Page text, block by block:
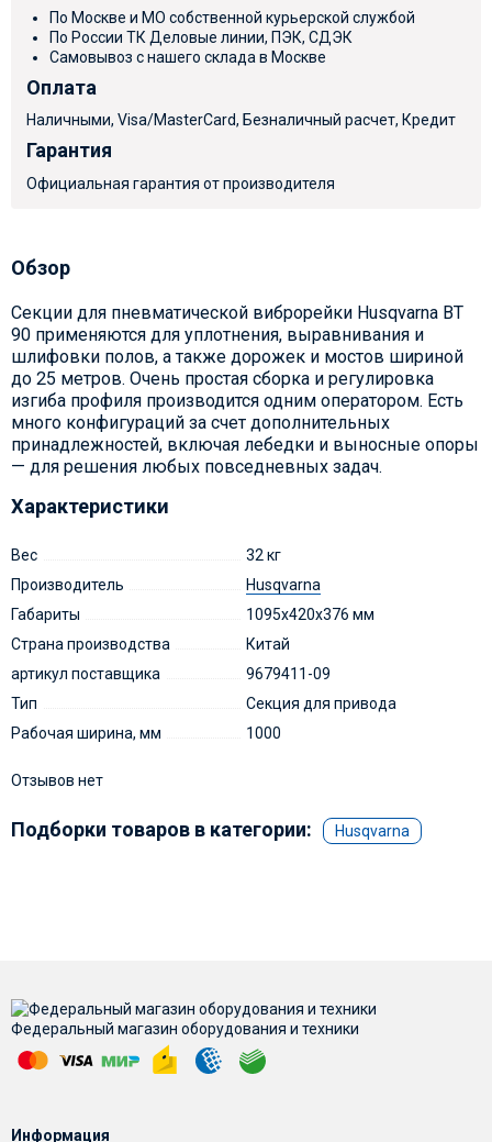
По Москве и МО собственной курьерской службой
По России ТК Деловые линии, ПЭК, СДЭК
Самовывоз с нашего склада в Москве
Оплата
Наличными, Visa/MasterCard, Безналичный расчет, Кредит
Гарантия
Официальная гарантия от производителя
Обзор
Секции для пневматической виброрейки Husqvarna BT
90 применяются для уплотнения, выравнивания и
шлифовки полов, а также дорожек и мостов шириной
до 25 метров. Очень простая сборка и регулировка
изгиба профиля производится одним оператором. Есть
много конфигураций за счет дополнительных
принадлежностей, включая лебедки и выносные опоры
— для решения любых повседневных задач.
Характеристики
Вес
32 кг
Производитель
Husqvarna
Габариты
1095x420x376 мм
Страна производства
Китай
артикул поставщика
9679411-09
Тип
Секция для привода
Рабочая ширина, мм
1000
Отзывов нет
Подборки товаров в категории: Husqvarna
Федеральный магазин оборудования и техники
Информация